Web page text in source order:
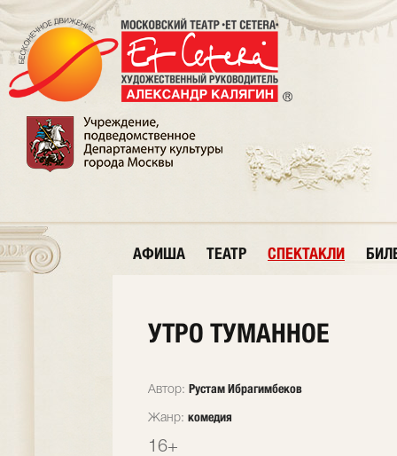
АФИША ТЕАТР СПЕКТАКЛИ
УТРО ТУМАННОЕ
Автор: Рустам Ибрагимбеков
Жанр: комедия
16+